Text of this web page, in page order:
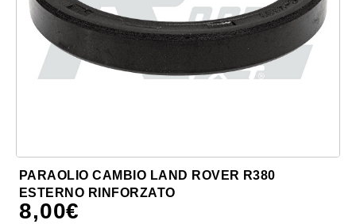
PARAOLIO CAMBIO LAND ROVER R380
ESTERNO RINFORZATO
8,00€